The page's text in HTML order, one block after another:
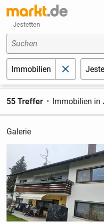
Jestetten
Suchen
Immobilien schließen
55 Treffer Immobilien in
Galerie